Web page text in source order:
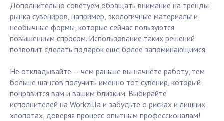
Дополнительно советуем обращать внимание на тренды
рынка сувениров, например, экологичные материалы и
необычные формы, которые сейчас пользуются
повышенным спросом. Использование таких решений
позволит сделать подарок ещё более запоминающимся.
Не откладывайте — чем раньше вы начнёте работу, тем
больше шансов получить именно тот сувенир, который
понравится вам и вашим близким. Выбирайте
исполнителей на Workzilla и забудьте о рисках и лишних
хлопотах, доверяя процесс опытным профессионалам!